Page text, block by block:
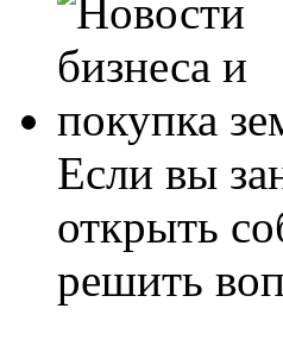
Если вы
открыть
решить